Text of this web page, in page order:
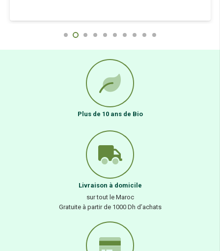
Plus de 10 ans de Bio
Livraison à domicile
sur tout le Maroc
Gratuite à partir de 1000 Dh d’achats